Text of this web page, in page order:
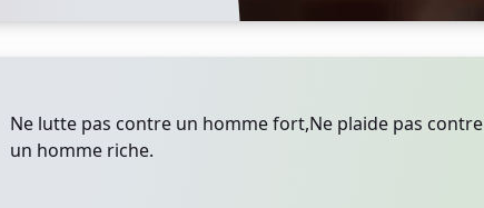
Ne lutte pas contre un homme fort,Ne plaide pas contre
un homme riche.